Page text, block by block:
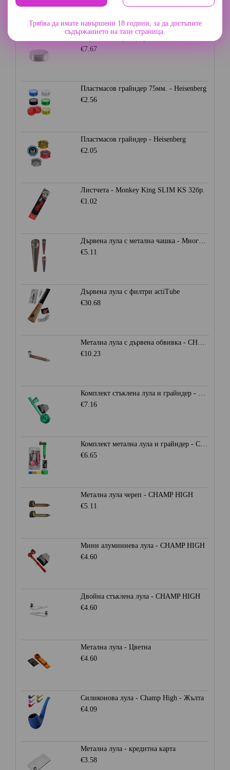
Алуминиев грайндер 45мм. - Сив
€7.67
Пластмасов грайндер 75мм. - Heisenberg
€2.56
Пластмасов грайндер - Heisenberg
€2.05
Листчета - Monkey King SLIM KS 32бр.
€1.02
Дървена лула с метална чашка - Многоцветна
€5.11
Дървена лула с филтри actiTube
€30.68
Метална лула с дървена обвивка - CHAMP HIGH
€10.23
Комплект стъклена лула и грайндер - CHAMP HIGH
€7.16
Комплект метална лула и грайндер - CHAMP HIGH
€6.65
Метална лула череп - CHAMP HIGH
€5.11
Мини алуминиева лула - CHAMP HIGH
€4.60
Двойна стъклена лула - CHAMP HIGH
€4.60
Метална лула - Цветна
€4.60
Силиконова лула - Champ High - Жълта
€4.09
Метална лула - кредитна карта
€3.58
Трябва да имате навършени 18 години, за да достъпите
съдържанието на тази страница.